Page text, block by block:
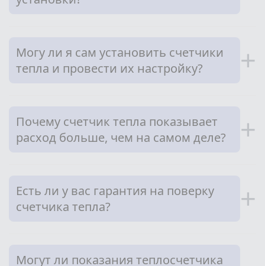
Могу ли я сам установить счетчики
тепла и провести их настройку?
+
Почему счетчик тепла показывает
расход больше, чем на самом деле?
+
Есть ли у вас гарантия на поверку
счетчика тепла?
+
Могут ли показания теплосчетчика